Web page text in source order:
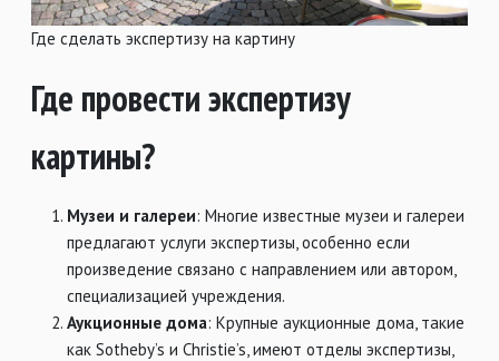
Где сделать экспертизу на картину
Где провести экспертизу
картины?
Музеи и галереи: Многие известные музеи и галереи
предлагают услуги экспертизы, особенно если
произведение связано с направлением или автором,
специализацией учреждения.
Аукционные дома: Крупные аукционные дома, такие
как Sotheby’s и Christie’s, имеют отделы экспертизы,